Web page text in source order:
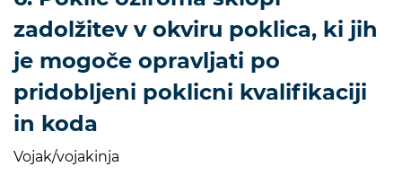
zadolžitev v okviru poklica, ki jih
je mogoče opravljati po
pridobljeni poklicni kvalifikaciji
in koda
Vojak/vojakinja